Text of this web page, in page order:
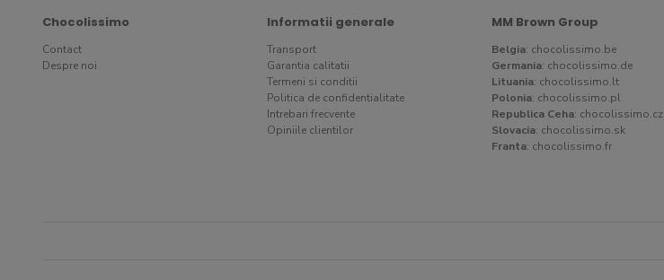
Chocolissimo
Contact
Despre noi
Informatii generale
Transport
Garantia calitatii
Termeni si conditii
Politica de confidentialitate
Intrebari frecvente
Opiniile clientilor
MM Brown Group
Belgia: chocolissimo.be
Germania: chocolissimo.de
Lituania: chocolissimo.lt
Polonia: chocolissimo.pl
Republica Ceha: chocolissimo.cz
Slovacia: chocolissimo.sk
Franta: chocolissimo.fr